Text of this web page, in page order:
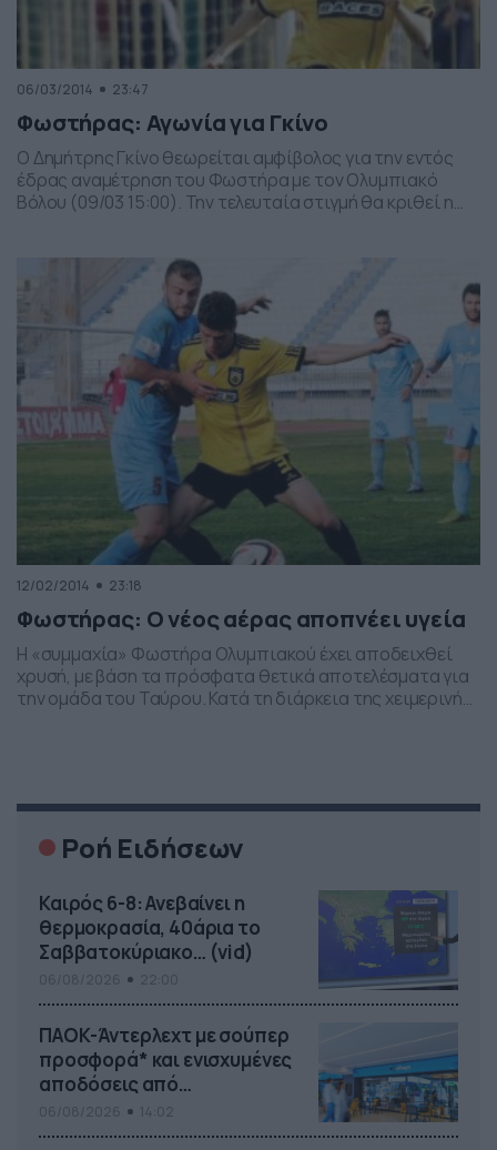
06/03/2014 23:47
Φωστήρας: Αγωνία για Γκίνο
Ο Δημήτρης Γκίνο θεωρείται αμφίβολος για την εντός
έδρας αναμέτρηση του Φωστήρα με τον Ολυμπιακό
Βόλου (09/03 15:00). Την τελευταία στιγμή θα κριθεί η
δεδομένη χρονική στιγμή να μην είναι σε άριστη φυσική
κατάσταση με τον Τζάκι Ματάισεν να μην θέλει […]
12/02/2014 23:18
Φωστήρας: Ο νέος αέρας αποπνέει υγεία
Η «συμμαχία» Φωστήρα Ολυμπιακού έχει αποδειχθεί
χρυσή, με βάση τα πρόσφατα θετικά αποτελέσματα για
την ομάδα του Ταύρου. Κατά τη διάρκεια της χειμερινής
Ρουγκάλας ήρθαν ως δανεικοί από […]
Ροή Ειδήσεων
Καιρός 6-8: Ανεβαίνει η
θερμοκρασία, 40άρια το
Σαββατοκύριακο… (vid)
ΠΑΟΚ-Άντερλεχτ με σούπερ
προσφορά* και ενισχυμένες
αποδόσεις από
το Pamestoixima.gr